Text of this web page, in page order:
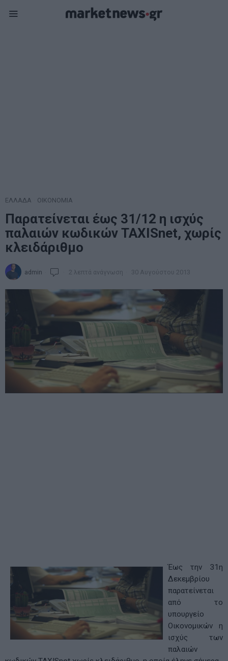
ΕΛΛΑΔΑ ΟΙΚΟΝΟΜΙΑ
Παρατείνεται έως 31/12 η ισχύς
παλαιών κωδικών TAXISnet, χωρίς
κλειδάριθμο
admin 2 λεπτά ανάγνωση 30 Αυγούστου 2013
Έως την 31η
Δεκεμβρίου
παρατείνεται
από το
υπουργείο
Οικονομικών η
ισχύς των
παλαιών